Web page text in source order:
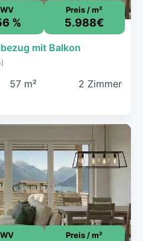
%
Preis / m²
5.988€
mit Balkon
57 m² 2 Zimmer
Preis / m²